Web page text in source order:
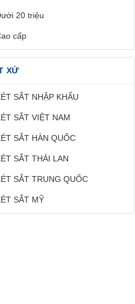
20 triệu
cấp
XỨ
SẮT NHẬP KHẨU
SẮT VIỆT NAM
SẮT HÀN QUỐC
SẮT THÁI LAN
SẮT TRUNG QUỐC
SẮT MỸ